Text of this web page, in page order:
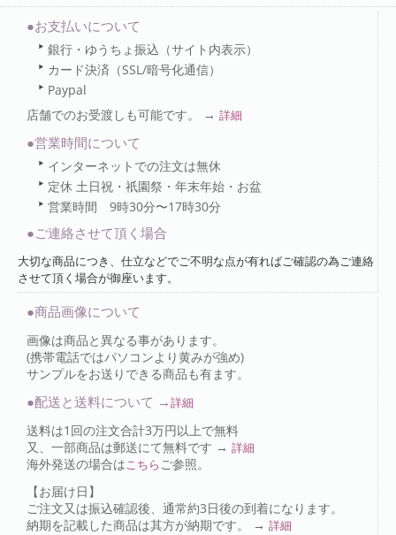
●お支払いについて
銀行・ゆうちょ振込（サイト内表示）
カード決済（SSL/暗号化通信）
Paypal
店舗でのお受渡しも可能です。 → 詳細
●営業時間について
インターネットでの注文は無休
定休 土日祝・祇園祭・年末年始・お盆
営業時間 9時30分〜17時30分
●ご連絡させて頂く場合
大切な商品につき、仕立などでご不明な点が有ればご確認の為ご連絡
させて頂く場合が御座います。
●商品画像について
画像は商品と異なる事があります。
(携帯電話ではパソコンより黄みが強め)
サンプルをお送りできる商品も有ます。
●配送と送料について →詳細
送料は1回の注文合計3万円以上で無料
又、一部商品は郵送にて無料です → 詳細
海外発送の場合はこちら ご参照。
【お届け日】
ご注文又は振込確認後、通常約3日後の到着になります。
納期を記載した商品は其方が納期です。 → 詳細